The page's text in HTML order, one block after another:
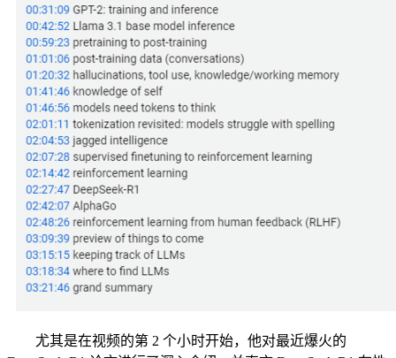
尤其是在视频的第 2 个小时开始，他对最近爆火的